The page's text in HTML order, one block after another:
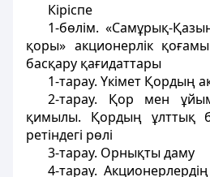
Кіріспе
1-бөлім. «Самұрық-
қоры» акционерлік
басқару қағидаттары
1-тарау. Үкімет Қордың
2-тарау. Қор мен
қимылы. Қордың ұлттық
ретіндегі рөлі
3-тарау. Орнықты даму
4-тарау.